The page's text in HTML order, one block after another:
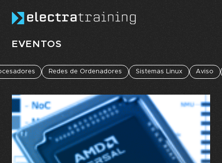
EVENTOS
Redes de Ordenadores Sistemas Linux Aviso